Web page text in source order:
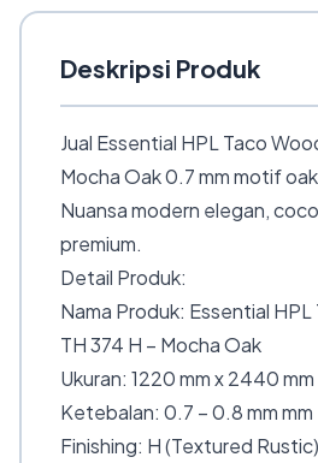
Deskripsi Produk
Jual Essential HPL Taco
Mocha Oak 0.7 mm motif
Nuansa modern elegan,
premium.
Detail Produk:
Nama Produk: Essential
TH 374 H – Mocha Oak
Ukuran: 1220 mm x 2440 mm
Ketebalan: 0.7 – 0.8 mm mm
Finishing: H (Textured Rustic)